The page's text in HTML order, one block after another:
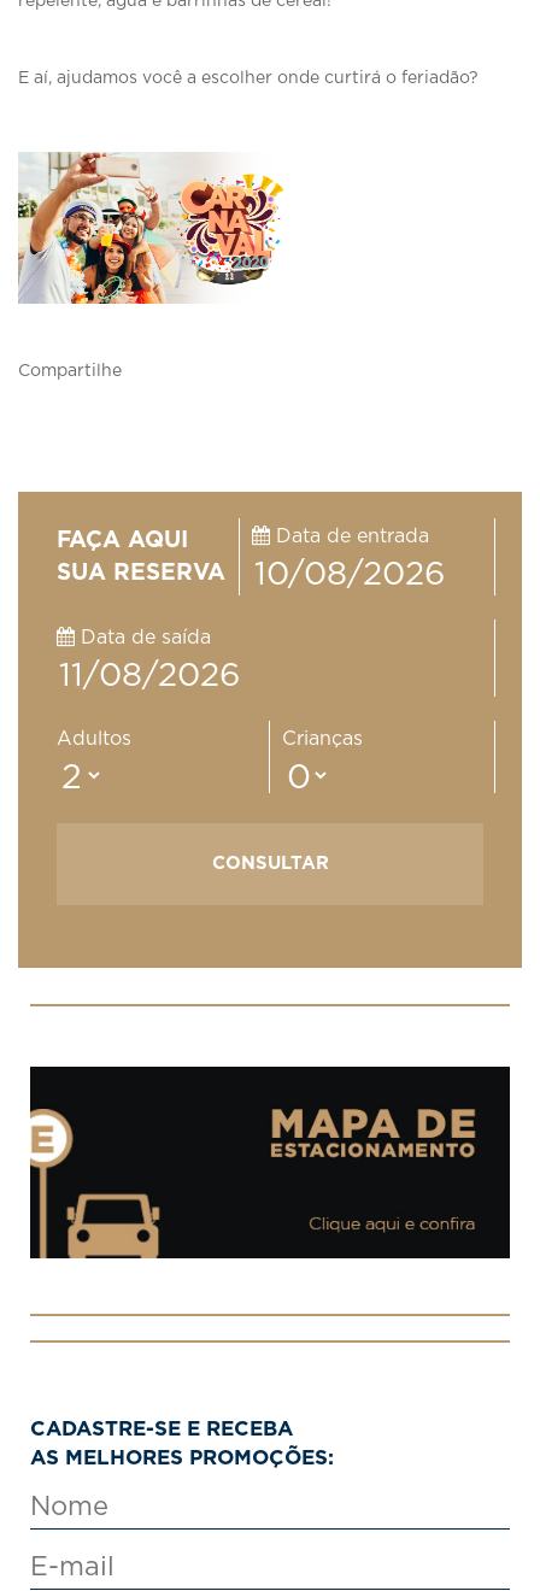
E aí, ajudamos você a escolher onde curtirá o feriadão?
Compartilhe
FAÇA AQUI
SUA RESERVA
Data de entrada
Data de saída
Adultos Crianças
CADASTRE-SE E RECEBA
AS MELHORES PROMOÇÕES: